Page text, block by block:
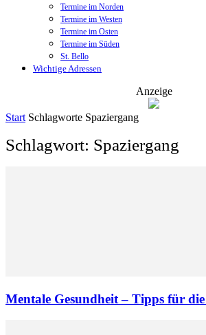
Termine im Norden
Termine im Westen
Termine im Osten
Termine im Süden
St. Bello
Wichtige Adressen
Anzeige
Start Schlagworte Spaziergang
Schlagwort: Spaziergang
Mentale Gesundheit – Tipps für die